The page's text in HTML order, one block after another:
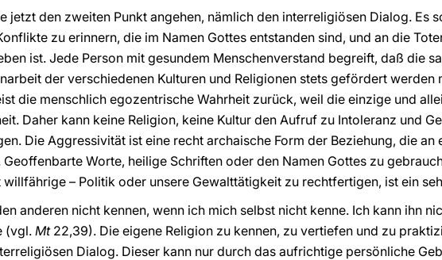
jetzt den zweiten Punkt angehen, nämlich den interreligiösen Dialog. Es
zu erinnern, die im Namen Gottes entstanden sind, und an die
ist. Jede Person mit gesundem Menschenverstand begreift, daß die
der verschiedenen Kulturen und Religionen stets gefördert
die menschlich egozentrische Wahrheit zurück, weil die einzige und
Daher kann keine Religion, keine Kultur den Aufruf zu Intoleranz und
Die Aggressivität ist eine recht archaische Form der Beziehung, die
Worte, heilige Schriften oder den Namen Gottes zu
willfährige – Politik oder unsere Gewalttätigkeit zu rechtfertigen, ist ein
anderen nicht kennen, wenn ich mich selbst nicht kenne. Ich kann ihn
(vgl.Mt22,39). Die eigene Religion zu kennen, zu vertiefen und zu
Dialog. Dieser kann nur durch das aufrichtige persönliche